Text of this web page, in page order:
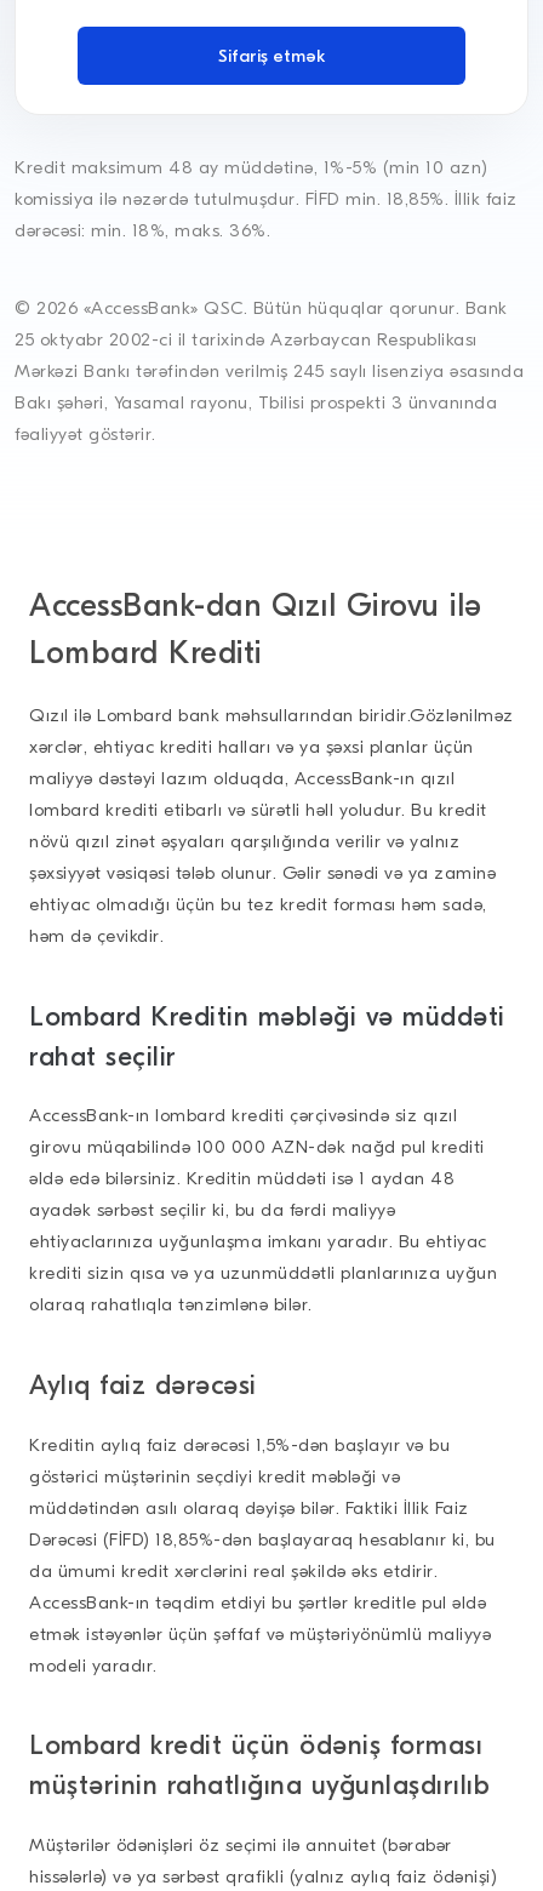
Kredit maksimum 48 ay müddətinə, 1%-5% (min 10 azn)
komissiya ilə nəzərdə tutulmuşdur. FİFD min. 18,85%. İllik faiz
dərəcəsi: min. 18%, maks. 36%.
© 2026 «AccessBank» QSC. Bütün hüquqlar qorunur. Bank
25 oktyabr 2002-ci il tarixində Azərbaycan Respublikası
Mərkəzi Bankı tərəfindən verilmiş 245 saylı lisenziya əsasında
Bakı şəhəri, Yasamal rayonu, Tbilisi prospekti 3 ünvanında
fəaliyyət göstərir.
AccessBank-dan Qızıl Girovu ilə
Lombard Krediti
Qızıl ilə Lombard bank məhsullarından biridir.Gözlənilməz
xərclər, ehtiyac krediti halları və ya şəxsi planlar üçün
maliyyə dəstəyi lazım olduqda, AccessBank-ın qızıl
lombard krediti etibarlı və sürətli həll yoludur. Bu kredit
növü qızıl zinət əşyaları qarşılığında verilir və yalnız
şəxsiyyət vəsiqəsi tələb olunur. Gəlir sənədi və ya zaminə
ehtiyac olmadığı üçün bu tez kredit forması həm sadə,
həm də çevikdir.
Lombard Kreditin məbləği və müddəti
rahat seçilir
AccessBank-ın lombard krediti çərçivəsində siz qızıl
girovu müqabilində 100 000 AZN-dək nağd pul krediti
əldə edə bilərsiniz. Kreditin müddəti isə 1 aydan 48
ayadək sərbəst seçilir ki, bu da fərdi maliyyə
ehtiyaclarınıza uyğunlaşma imkanı yaradır. Bu ehtiyac
krediti sizin qısa və ya uzunmüddətli planlarınıza uyğun
olaraq rahatlıqla tənzimlənə bilər.
Aylıq faiz dərəcəsi
Kreditin aylıq faiz dərəcəsi 1,5%-dən başlayır və bu
göstərici müştərinin seçdiyi kredit məbləği və
müddətindən asılı olaraq dəyişə bilər. Faktiki İllik Faiz
Dərəcəsi (FİFD) 18,85%-dən başlayaraq hesablanır ki, bu
da ümumi kredit xərclərini real şəkildə əks etdirir.
AccessBank-ın təqdim etdiyi bu şərtlər kreditle pul əldə
etmək istəyənlər üçün şəffaf və müştəriyönümlü maliyyə
modeli yaradır.
Lombard kredit üçün ödəniş forması
müştərinin rahatlığına uyğunlaşdırılıb
Müştərilər ödənişləri öz seçimi ilə annuitet (bərabər
hissələrlə) və ya sərbəst qrafikli (yalnız aylıq faiz ödənişi)